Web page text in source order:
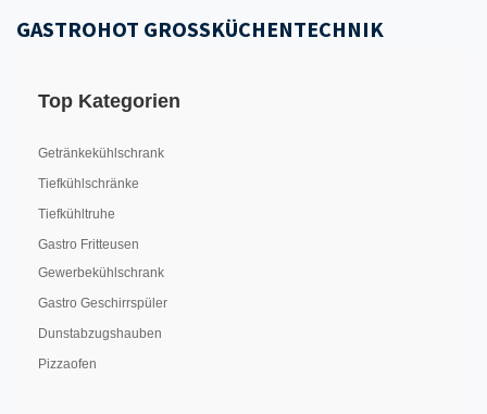
GASTROHOT GROSSKÜCHENTECHNIK
Top Kategorien
Getränkekühlschrank
Tiefkühlschränke
Tiefkühltruhe
Gastro Fritteusen
Gewerbekühlschrank
Gastro Geschirrspüler
Dunstabzugshauben
Pizzaofen